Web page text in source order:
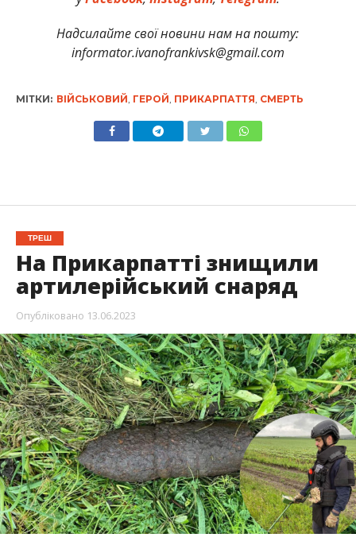
Надсилайте свої новини нам на пошту:
informator.ivanofrankivsk@gmail.com
МІТКИ: ВІЙСЬКОВИЙ ГЕРОЙ ПРИКАРПАТТЯ СМЕРТЬ
ТРЕШ
На Прикарпатті знищили
артилерійський снаряд
Опубліковано 13.06.2023